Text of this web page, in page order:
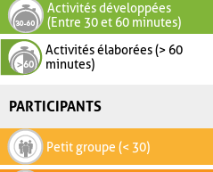
Activités développées
(Entre 30 et 60 minutes)
Activités élaborées (> 60
minutes)
PARTICIPANTS
Petit groupe (< 30)